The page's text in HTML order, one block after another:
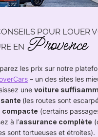
POUR LOUER
EN Provence
les prix sur notre
– un des sites les
une voiture
(les routes sont
compacte (certains
à l’assurance complète
sont tortueuses et étroites).